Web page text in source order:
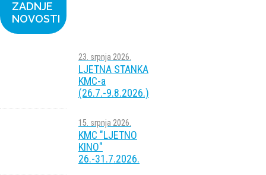
ZADNJE
NOVOSTI
23. srpnja 2026.
LJETNA STANKA
KMC-a
(26.7.-9.8.2026.)
15. srpnja 2026.
KMC "LJETNO
KINO"
26.-31.7.2026.